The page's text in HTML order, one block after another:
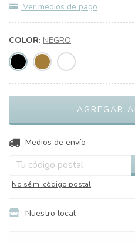
Ver medios de pago
COLOR: NEGRO
Entregas para el CP:
Medios de envío
No sé mi código postal
Nuestro local